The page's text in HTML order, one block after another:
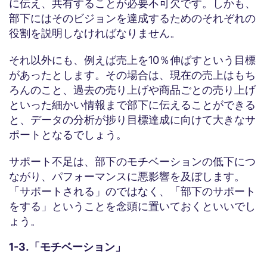
に伝え、共有することが必要不可欠です。しかも、
部下にはそのビジョンを達成するためのそれぞれの
役割を説明しなければなりません。
それ以外にも、例えば売上を10％伸ばすという目標
があったとします。その場合は、現在の売上はもち
ろんのこと、過去の売り上げや商品ごとの売り上げ
といった細かい情報まで部下に伝えることができる
と、データの分析が捗り目標達成に向けて大きなサ
ポートとなるでしょう。
サポート不足は、部下のモチベーションの低下につ
ながり、パフォーマンスに悪影響を及ぼします。
「サポートされる」のではなく、「部下のサポート
をする」ということを念頭に置いておくといいでし
ょう。
1-3.「モチベーション」